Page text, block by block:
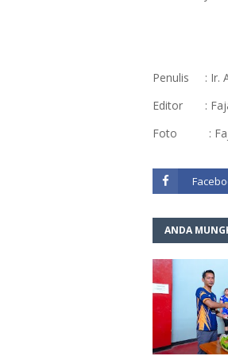
Penulis : Ir.
Editor :
Foto :
ANDA